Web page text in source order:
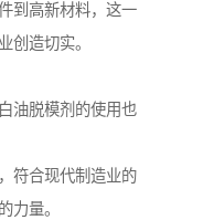
到高新材料，这一
创造切实。
油脱模剂的使用也
符合现代制造业的
力量。